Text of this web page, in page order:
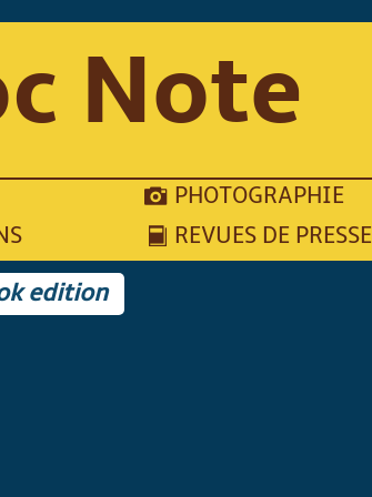
Note
PHOTOGRAPHIE
REVUES DE PRESSE
edition